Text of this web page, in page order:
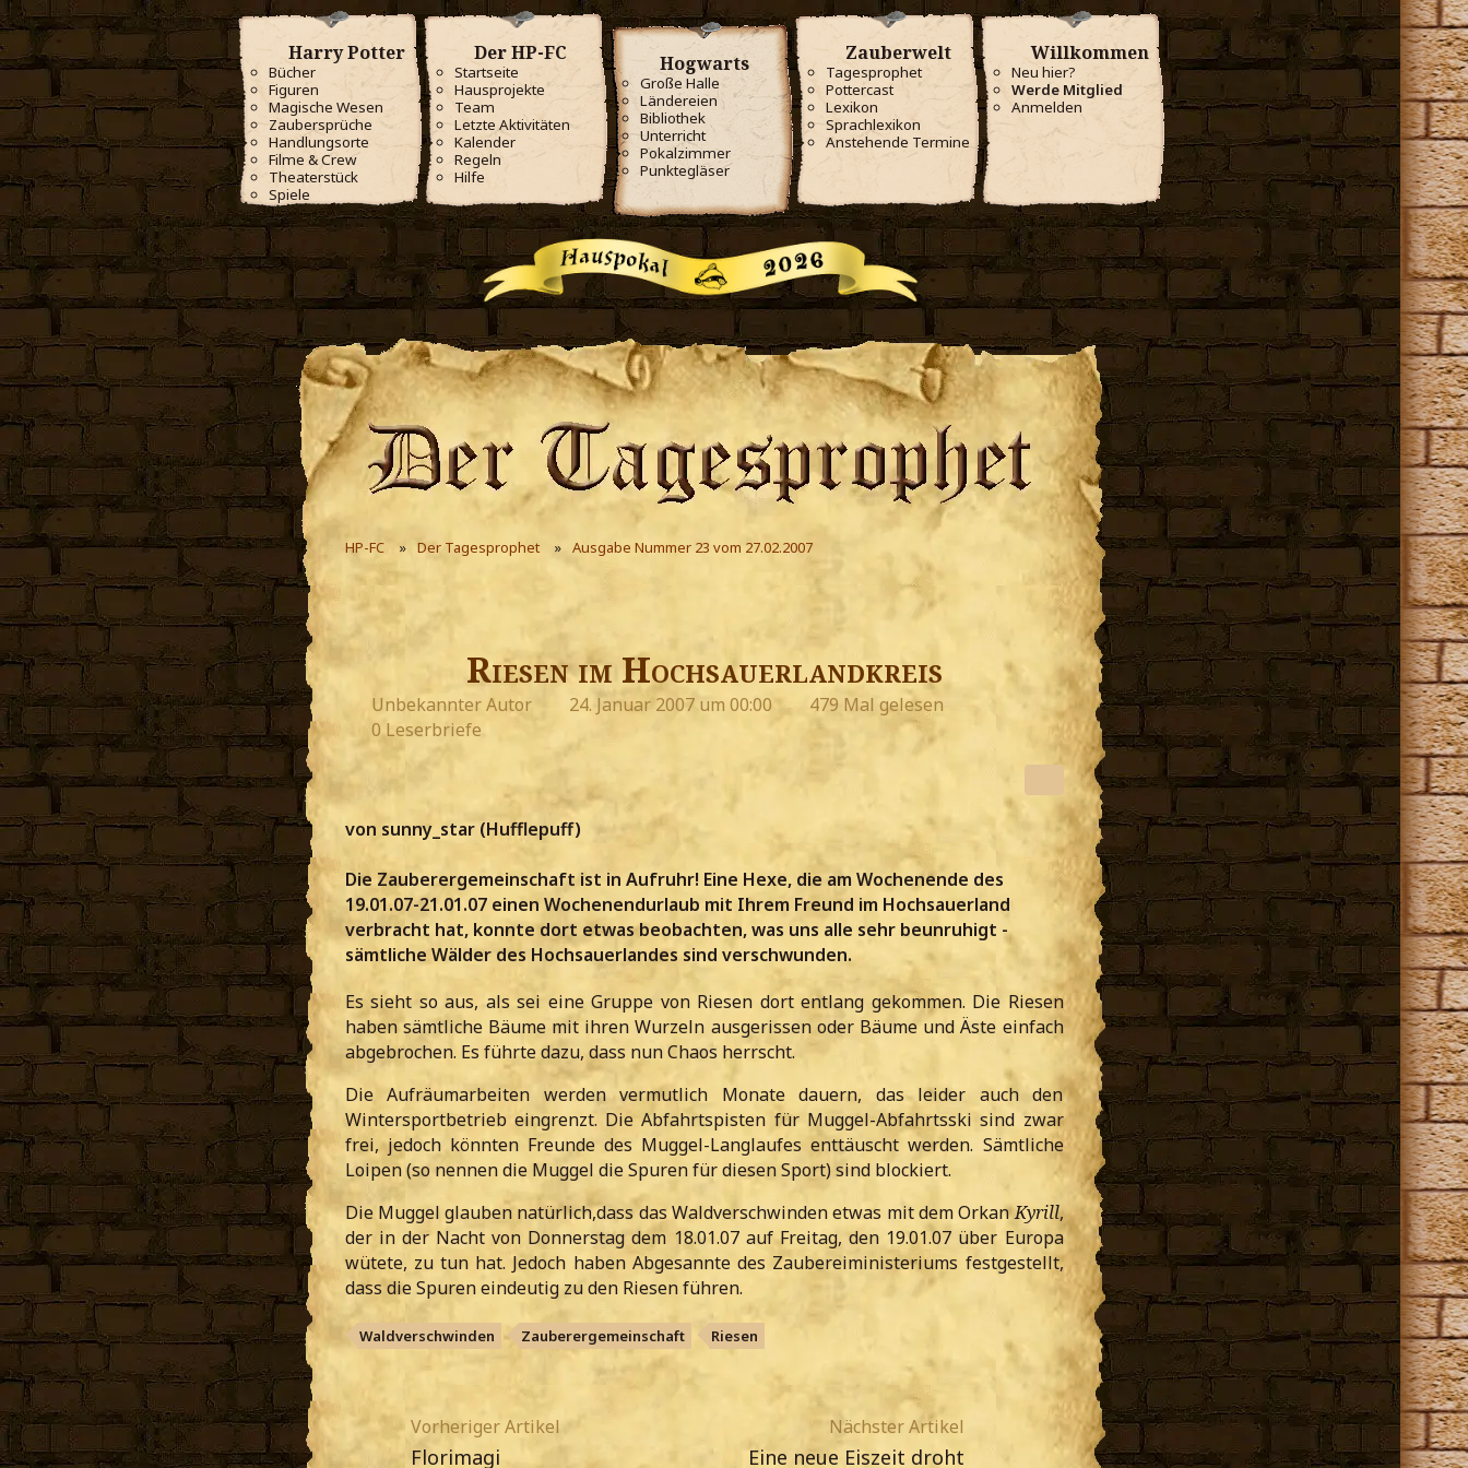
Harry Potter
Bücher
Figuren
Magische Wesen
Zaubersprüche
Handlungsorte
Filme & Crew
Theaterstück
Spiele
Der HP-FC
Startseite
Hausprojekte
Team
Letzte Aktivitäten
Kalender
Regeln
Hilfe
Hogwarts
Große Halle
Ländereien
Bibliothek
Unterricht
Pokalzimmer
Punktegläser
Zauberwelt
Tagesprophet
Pottercast
Lexikon
Sprachlexikon
Anstehende Termine
Willkommen
Neu hier?
Werde Mitglied
Anmelden
HP-FC Der Tagesprophet Ausgabe Nummer 23 vom 27.02.2007
Riesen im Hochsauerlandkreis
Unbekannter Autor 24. Januar 2007 um 00:00
479 Mal gelesen
0 Leserbriefe
von sunny_star (Hufflepuff)
Die Zauberergemeinschaft ist in Aufruhr! Eine Hexe, die am Wochenende des
19.01.07-21.01.07 einen Wochenendurlaub mit Ihrem Freund im Hochsauerland
verbracht hat, konnte dort etwas beobachten, was uns alle sehr beunruhigt -
sämtliche Wälder des Hochsauerlandes sind verschwunden.
Es sieht so aus, als sei eine Gruppe von Riesen dort entlang gekommen. Die Riesen
haben sämtliche Bäume mit ihren Wurzeln ausgerissen oder Bäume und Äste einfach
abgebrochen. Es führte dazu, dass nun Chaos herrscht.
Die Aufräumarbeiten werden vermutlich Monate dauern, das leider auch den
Wintersportbetrieb eingrenzt. Die Abfahrtspisten für Muggel-Abfahrtsski sind zwar
frei, jedoch könnten Freunde des Muggel-Langlaufes enttäuscht werden. Sämtliche
Loipen (so nennen die Muggel die Spuren für diesen Sport) sind blockiert.
Die Muggel glauben natürlich,dass das Waldverschwinden etwas mit dem OrkanKyrill,
der in der Nacht von Donnerstag dem 18.01.07 auf Freitag, den 19.01.07 über Europa
wütete, zu tun hat. Jedoch haben Abgesannte des Zaubereiministeriums festgestellt,
dass die Spuren eindeutig zu den Riesen führen.
Waldverschwinden Zauberergemeinschaft Riesen
Vorheriger Artikel
Florimagi
Nächster Artikel
Eine neue Eiszeit droht